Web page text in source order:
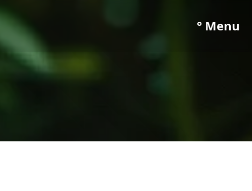
° Menu